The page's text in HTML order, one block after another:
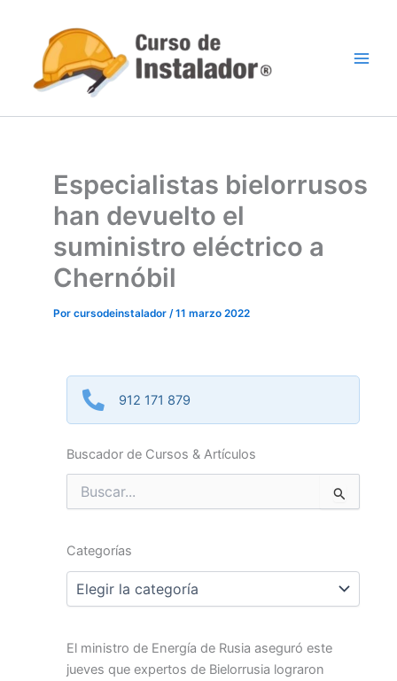
contenido
Especialistas bielorrusos
han devuelto el
suministro eléctrico a
Chernóbil
Por cursodeinstalador /11 marzo 2022
912 171 879
Buscador de Cursos & Artículos
Buscar
por:
Categorías
Categorías
El ministro de Energía de Rusia aseguró este
jueves que expertos de Bielorrusia lograron